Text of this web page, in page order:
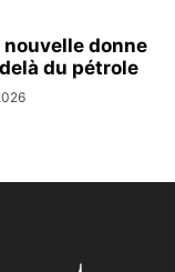
nouvelle donne
du pétrole